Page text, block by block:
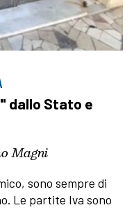
dallo Stato e
Magni
sono sempre di
Le partite Iva sono